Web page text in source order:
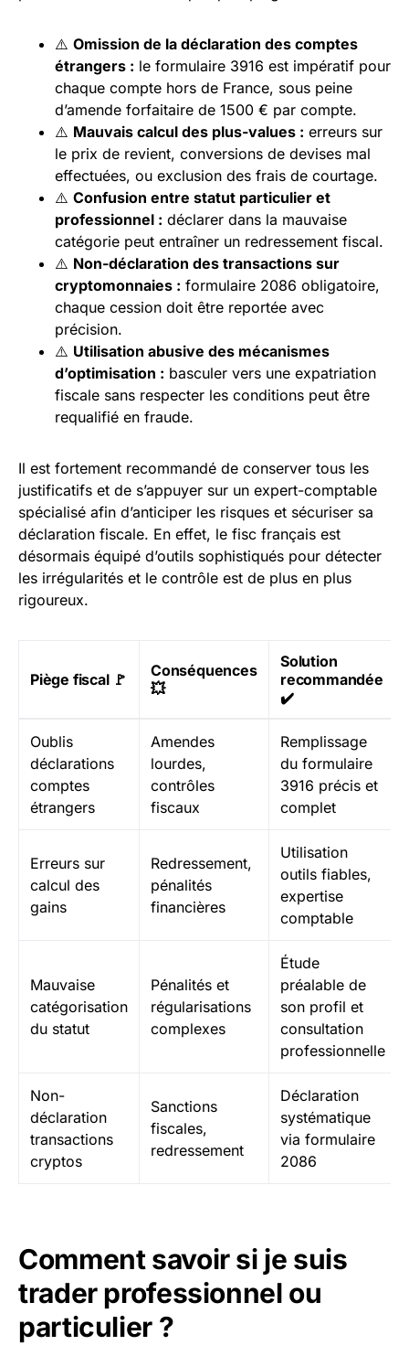
⚠️ Omission de la déclaration des comptes
étrangers : le formulaire 3916 est impératif pour
chaque compte hors de France, sous peine
d’amende forfaitaire de 1500 € par compte.
⚠️ Mauvais calcul des plus-values : erreurs sur
le prix de revient, conversions de devises mal
effectuées, ou exclusion des frais de courtage.
⚠️ Confusion entre statut particulier et
professionnel : déclarer dans la mauvaise
catégorie peut entraîner un redressement fiscal.
⚠️ Non-déclaration des transactions sur
cryptomonnaies : formulaire 2086 obligatoire,
chaque cession doit être reportée avec
précision.
⚠️ Utilisation abusive des mécanismes
d’optimisation : basculer vers une expatriation
fiscale sans respecter les conditions peut être
requalifié en fraude.
Il est fortement recommandé de conserver tous les
justificatifs et de s’appuyer sur un expert-comptable
spécialisé afin d’anticiper les risques et sécuriser sa
déclaration fiscale. En effet, le fisc français est
désormais équipé d’outils sophistiqués pour détecter
les irrégularités et le contrôle est de plus en plus
rigoureux.
Piège fiscal 🚩
Conséquences
💥
Solution
recommandée
✔️
Oublis
déclarations
comptes
étrangers
Amendes
lourdes,
contrôles
fiscaux
Remplissage
du formulaire
3916 précis et
complet
Erreurs sur
calcul des
gains
Redressement,
pénalités
financières
Utilisation
outils fiables,
expertise
comptable
Mauvaise
catégorisation
du statut
Pénalités et
régularisations
complexes
Étude
préalable de
son profil et
consultation
professionnelle
Non-
déclaration
transactions
cryptos
Sanctions
fiscales,
redressement
Déclaration
systématique
via formulaire
2086
Comment savoir si je suis
trader professionnel ou
particulier ?